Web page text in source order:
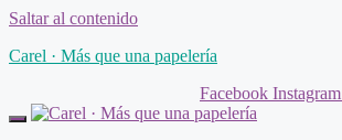
Saltar al contenido
Carel · Más que una papelería
Facebook Instagram